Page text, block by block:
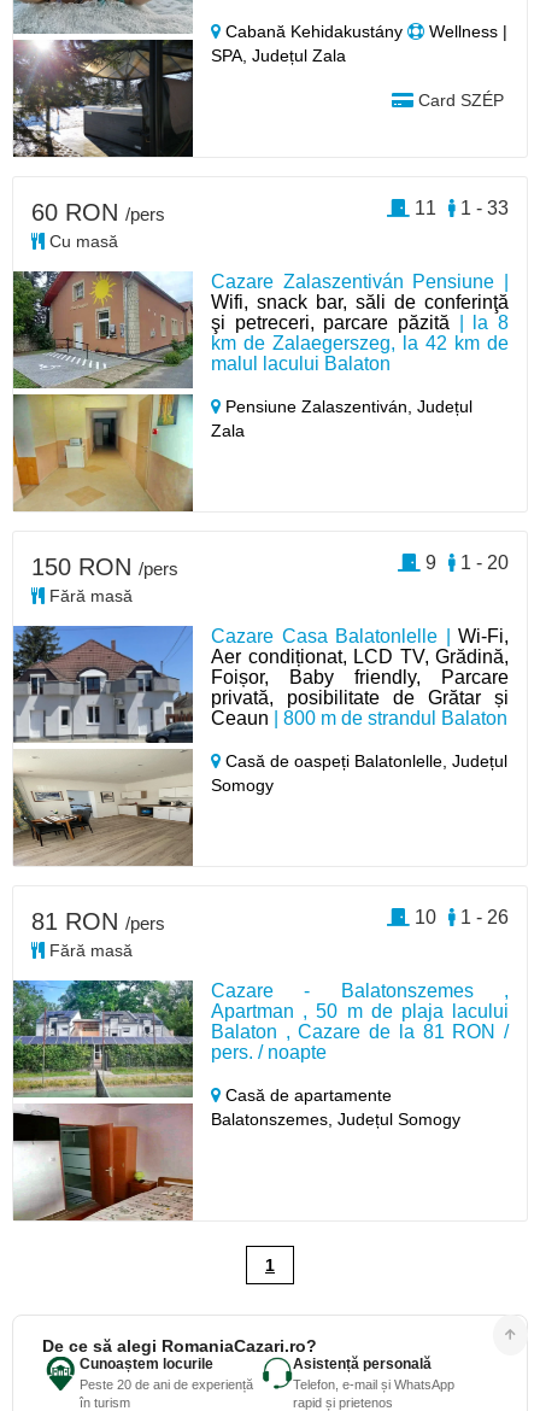
Cabană Kehidakustány
Wellness |
SPA, Județul Zala
Card SZÉP
Cazare Zalaszentiván Pensiune |
Wifi, snack bar, săli de conferinţă
şi petreceri, parcare păzită | la 8
km de Zalaegerszeg, la 42 km de
malul lacului Balaton
Pensiune Zalaszentiván,Județul
Zala
60 RON /pers
Cu masă
1 - 33
11
Cazare Casa Balatonlelle | Wi-Fi,
Aer condiționat, LCD TV, Grădină,
Foișor, Baby friendly, Parcare
privată, posibilitate de Grătar și
Ceaun | 800 m de strandul Balaton
Casă de oaspeți Balatonlelle,Județul
Somogy
150 RON /pers
Fără masă
1 - 20
9
Cazare - Balatonszemes ,
Apartman , 50 m de plaja lacului
Balaton , Cazare de la 81 RON /
pers. / noapte
Casă de apartamente
Balatonszemes,Județul Somogy
81 RON /pers
Fără masă
1 - 26
10
1
De ce să alegi RomaniaCazari.ro?
Cunoaștem locurile
Peste 20 de ani de experiență
în turism
Asistență personală
Telefon, e-mail și WhatsApp
rapid și prietenos